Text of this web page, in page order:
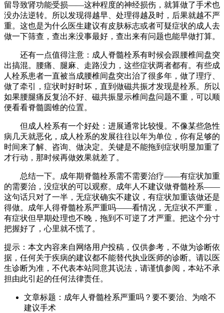
留导致肾功能受损——这种程度的神经损伤，就算做了手术也
没办法逆转。所以发现得越早、处理得越及时，后果就越不严
重。这也是为什么医生建议有皮肤标志或者可疑症状的成人去
做一下筛查，查出来没事最好，查出来有问题也能早做打算。
还有一点值得注意：成人脊髓栓系有时候会跟腰椎间盘突
出搞混。腰痛、腿麻、走路没力，这些症状两者都有。有些成
人栓系患者一直被当成腰椎间盘突出治了很多年，做了理疗、
做了牵引，症状时好时坏，直到做磁共振才发现是栓系。所以
如果腰腿痛反复治不好、磁共振显示椎间盘问题不重，可以顺
便看看脊髓圆锥的位置。
但成人栓系有一个好处：进展通常比较慢。不像某些急性
病几天就恶化，成人栓系的发展往往以年为单位，你有足够的
时间来了解、咨询、做决定。关键是不能拖到症状明显加重了
才行动，那时候再做效果就差了。
总结一下。成年期脊髓栓系需不需要治疗——有症状加重
的需要治，没症状的可以观察。成年人不建议做脊髓栓系——
这句话只对了一半，无症状确实不建议，有症状加重该做还是
得做。成年人得脊髓栓系严重吗——看情况，无症状不严重，
有症状但早期处理也不晚，拖到不可逆了才严重。把这个分寸
把握好了，心里就不慌了。
提示：本文内容来自网络用户投稿，仅供参考，不做为诊断依
据，任何关于疾病的建议都不能替代执业医师的诊断。请以医
生诊断为准，不代表本站同意其说法，请谨慎参阅，本站不承
担由此引起的任何法律责任。
文章标题：成年人脊髓栓系严重吗？要不要治、为啥不
建议手术